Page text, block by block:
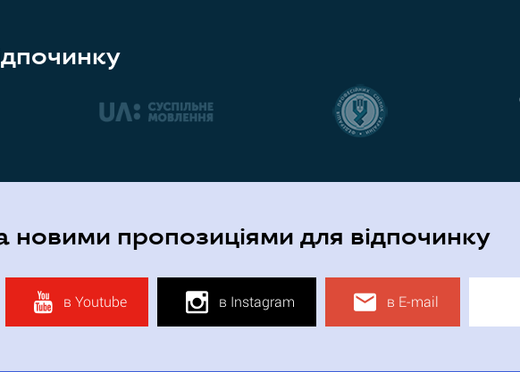
новими пропозиціями для відпочинку
в Youtube в Instagram в E-mail